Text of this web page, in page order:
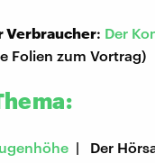
Verbraucher: Der
Folien zum Vortrag)
| Der